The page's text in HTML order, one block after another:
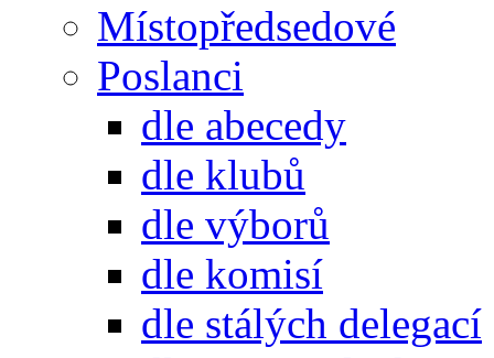
Místopředsedové
Poslanci
dle abecedy
dle klubů
dle výborů
dle komisí
dle stálých delegací